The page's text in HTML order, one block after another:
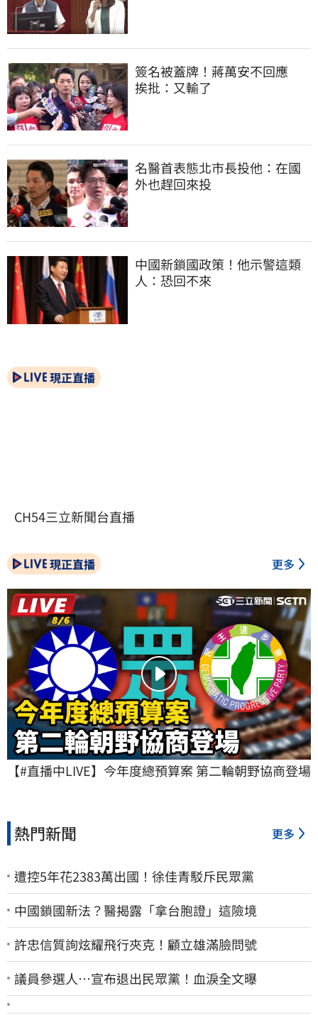
簽名被蓋牌！蔣萬安不回應
挨批：又輸了
名醫首表態北市長投他：在國
外也趕回來投
中國新鎖國政策！他示警這類
人：恐回不來
現正直播
CH54三立新聞台直播
現正直播 更多
【#直播中LIVE】今年度總預算案 第二輪朝野協商登場
熱門新聞 更多
遭控5年花2383萬出國！徐佳青駁斥民眾黨
中國鎖國新法？醫揭露「拿台胞證」這險境
許忠信質詢炫耀飛行夾克！顧立雄滿臉問號
議員參選人…宣布退出民眾黨！血淚全文曝